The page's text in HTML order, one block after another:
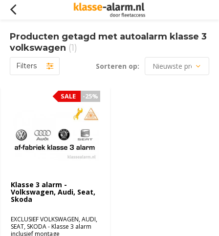
Producten getagd met autoalarm klasse 3
volkswagen (1)
Filters Sorteren op:
Klasse 3 alarm -
Volkswagen, Audi, Seat,
Skoda
EXCLUSIEF VOLKSWAGEN, AUDI,
SEAT, SKODA - Klasse 3 alarm
inclusief montage
-25%
SALE -25%
SALE